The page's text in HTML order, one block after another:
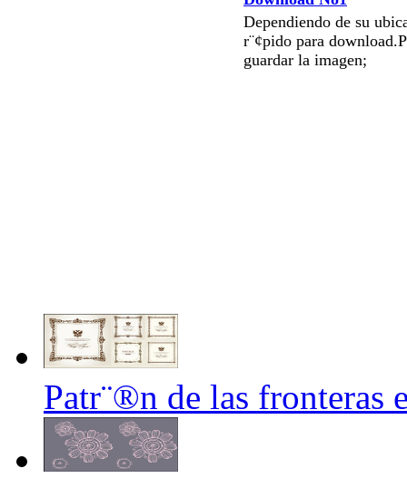
Dependiendo de su
r¨¢pido para
guardar la imagen;
Patr¨®n de las fronteras